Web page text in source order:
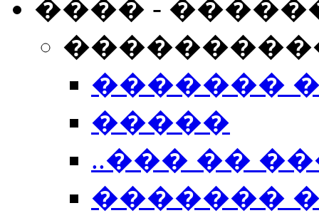
���� -
�������
�����
..��� ��
�������